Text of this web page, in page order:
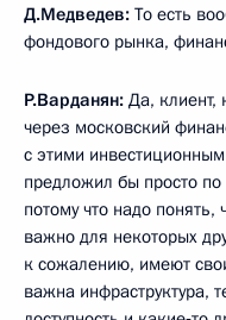
Д.Медведев: То есть
фондового рынка,
Р.Варданян: Да, клиент,
через московский
с этими
предложил бы просто по
потому что надо
важно для некоторых
к сожалению, имеют
важна инфраструктура,